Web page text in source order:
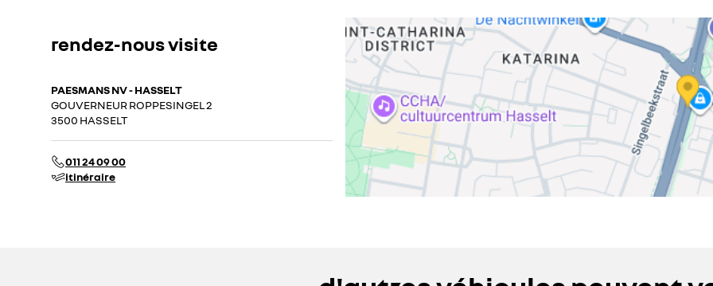
rendez-nous visite
PAESMANS NV - HASSELT
GOUVERNEUR ROPPESINGEL 2
3500 HASSELT
011 24 09 00
itinéraire